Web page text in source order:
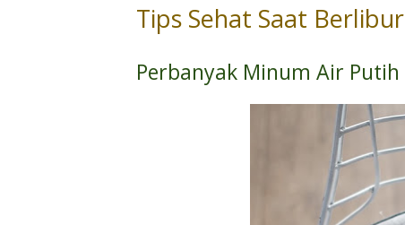
Tips Sehat Saat Berlibur
Perbanyak Minum Air Putih